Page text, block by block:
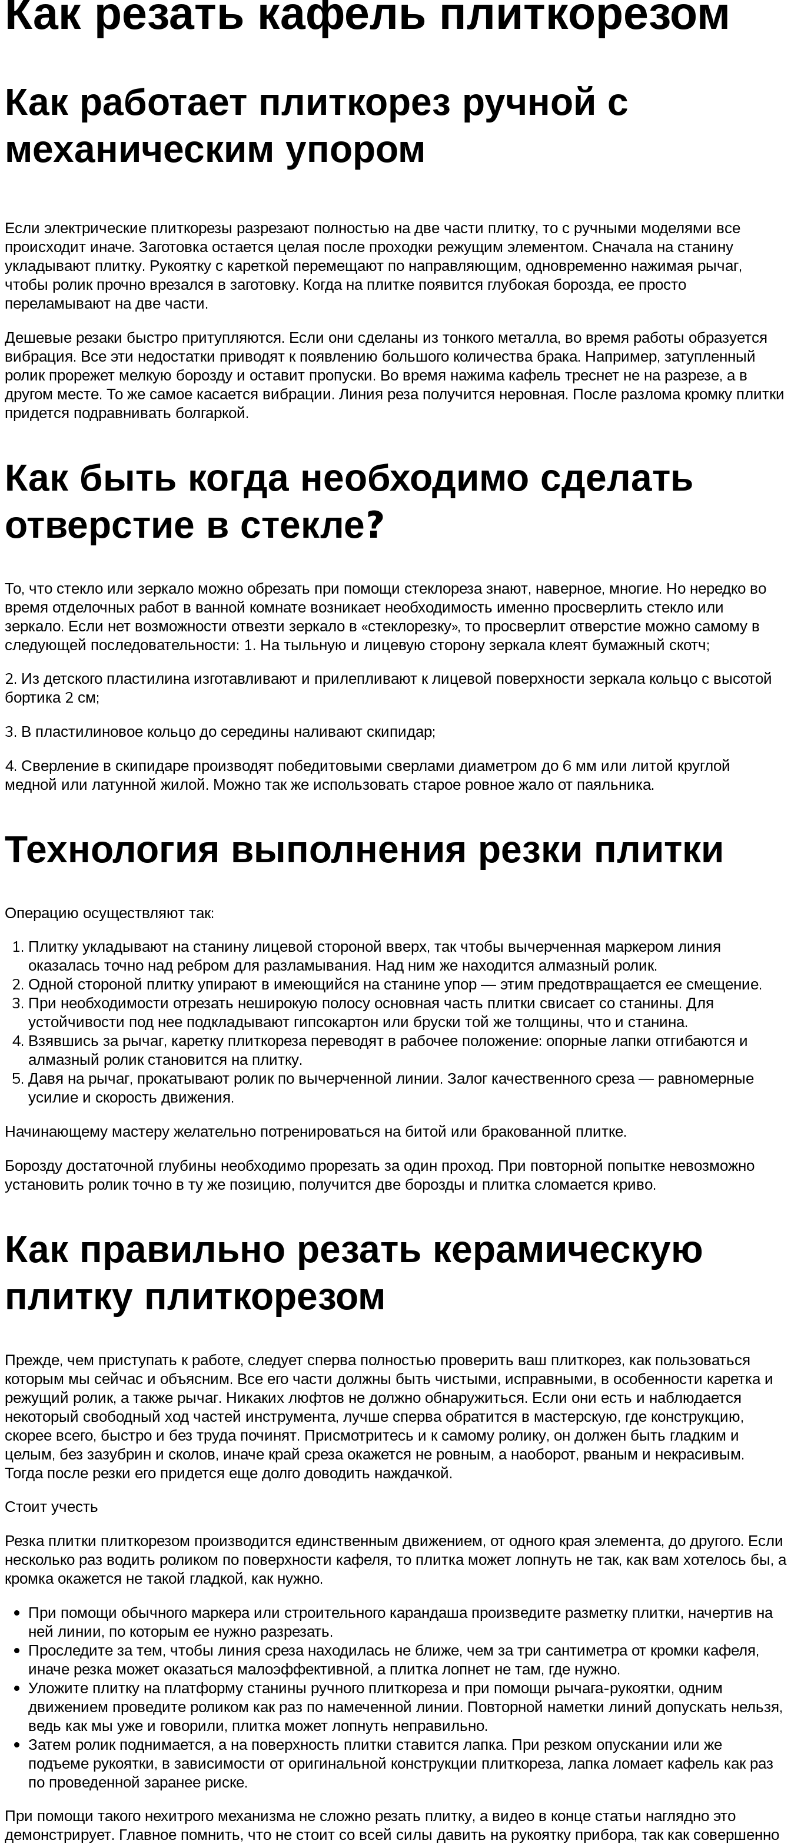
Как резать кафель плиткорезом
Как работает плиткорез ручной с
механическим упором
Если электрические плиткорезы разрезают полностью на две части плитку, то с ручными моделями все
происходит иначе. Заготовка остается целая после проходки режущим элементом. Сначала на станину
укладывают плитку. Рукоятку с кареткой перемещают по направляющим, одновременно нажимая рычаг,
чтобы ролик прочно врезался в заготовку. Когда на плитке появится глубокая борозда, ее просто
переламывают на две части.
Дешевые резаки быстро притупляются. Если они сделаны из тонкого металла, во время работы образуется
вибрация. Все эти недостатки приводят к появлению большого количества брака. Например, затупленный
ролик прорежет мелкую борозду и оставит пропуски. Во время нажима кафель треснет не на разрезе, а в
другом месте. То же самое касается вибрации. Линия реза получится неровная. После разлома кромку плитки
придется подравнивать болгаркой.
Как быть когда необходимо сделать
отверстие в стекле?
То, что стекло или зеркало можно обрезать при помощи стеклореза знают, наверное, многие. Но нередко во
время отделочных работ в ванной комнате возникает необходимость именно просверлить стекло или
зеркало. Если нет возможности отвезти зеркало в «стеклорезку», то просверлит отверстие можно самому в
следующей последовательности: 1. На тыльную и лицевую сторону зеркала клеят бумажный скотч;
2. Из детского пластилина изготавливают и прилепливают к лицевой поверхности зеркала кольцо с высотой
бортика 2 см;
3. В пластилиновое кольцо до середины наливают скипидар;
4. Сверление в скипидаре производят победитовыми сверлами диаметром до 6 мм или литой круглой
медной или латунной жилой. Можно так же использовать старое ровное жало от паяльника.
Технология выполнения резки плитки
Операцию осуществляют так:
Плитку укладывают на станину лицевой стороной вверх, так чтобы вычерченная маркером линия
оказалась точно над ребром для разламывания. Над ним же находится алмазный ролик.
Одной стороной плитку упирают в имеющийся на станине упор — этим предотвращается ее смещение.
При необходимости отрезать неширокую полосу основная часть плитки свисает со станины. Для
устойчивости под нее подкладывают гипсокартон или бруски той же толщины, что и станина.
Взявшись за рычаг, каретку плиткореза переводят в рабочее положение: опорные лапки отгибаются и
алмазный ролик становится на плитку.
Давя на рычаг, прокатывают ролик по вычерченной линии. Залог качественного среза — равномерные
усилие и скорость движения.
Начинающему мастеру желательно потренироваться на битой или бракованной плитке.
Борозду достаточной глубины необходимо прорезать за один проход. При повторной попытке невозможно
установить ролик точно в ту же позицию, получится две борозды и плитка сломается криво.
Как правильно резать керамическую
плитку плиткорезом
Прежде, чем приступать к работе, следует сперва полностью проверить ваш плиткорез, как пользоваться
которым мы сейчас и объясним. Все его части должны быть чистыми, исправными, в особенности каретка и
режущий ролик, а также рычаг. Никаких люфтов не должно обнаружиться. Если они есть и наблюдается
некоторый свободный ход частей инструмента, лучше сперва обратится в мастерскую, где конструкцию,
скорее всего, быстро и без труда починят. Присмотритесь и к самому ролику, он должен быть гладким и
целым, без зазубрин и сколов, иначе край среза окажется не ровным, а наоборот, рваным и некрасивым.
Тогда после резки его придется еще долго доводить наждачкой.
Стоит учесть
Резка плитки плиткорезом производится единственным движением, от одного края элемента, до другого. Если
несколько раз водить роликом по поверхности кафеля, то плитка может лопнуть не так, как вам хотелось бы, а
кромка окажется не такой гладкой, как нужно.
При помощи обычного маркера или строительного карандаша произведите разметку плитки, начертив на
ней линии, по которым ее нужно разрезать.
Проследите за тем, чтобы линия среза находилась не ближе, чем за три сантиметра от кромки кафеля,
иначе резка может оказаться малоэффективной, а плитка лопнет не там, где нужно.
Уложите плитку на платформу станины ручного плиткореза и при помощи рычага-рукоятки, одним
движением проведите роликом как раз по намеченной линии. Повторной наметки линий допускать нельзя,
ведь как мы уже и говорили, плитка может лопнуть неправильно.
Затем ролик поднимается, а на поверхность плитки ставится лапка. При резком опускании или же
подъеме рукоятки, в зависимости от оригинальной конструкции плиткореза, лапка ломает кафель как раз
по проведенной заранее риске.
При помощи такого нехитрого механизма не сложно резать плитку, а видео в конце статьи наглядно это
демонстрирует. Главное помнить, что не стоит со всей силы давить на рукоятку прибора, так как совершенно